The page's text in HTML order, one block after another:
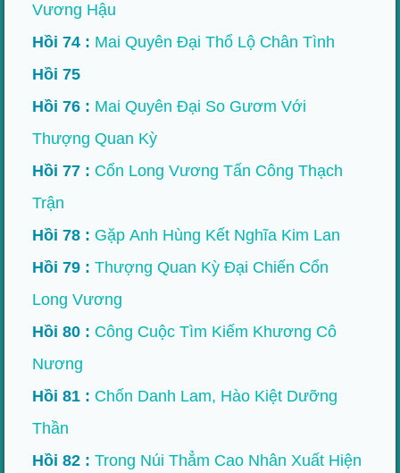
Vương Hậu
Hồi 74 : Mai Quyên Đại Thổ Lộ Chân Tình
Hồi 75
Hồi 76 : Mai Quyên Đại So Gươm Với
Thượng Quan Kỳ
Hồi 77 : Cổn Long Vương Tấn Công Thạch
Trận
Hồi 78 : Gặp Anh Hùng Kết Nghĩa Kim Lan
Hồi 79 : Thượng Quan Kỳ Đại Chiến Cổn
Long Vương
Hồi 80 : Công Cuộc Tìm Kiếm Khương Cô
Nương
Hồi 81 : Chốn Danh Lam, Hào Kiệt Dưỡng
Thần
Hồi 82 : Trong Núi Thẳm Cao Nhân Xuất Hiện